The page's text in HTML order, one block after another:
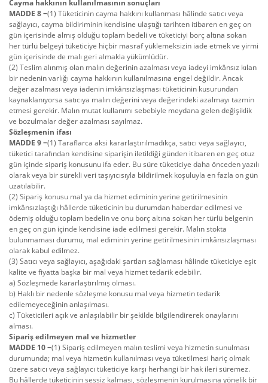
Cayma hakkının kullanılmasının sonuçları
MADDE 8 −(1) Tüketicinin cayma hakkını kullanması hâlinde satıcı veya
sağlayıcı, cayma bildiriminin kendisine ulaştığı tarihten itibaren en geç on
gün içerisinde almış olduğu toplam bedeli ve tüketiciyi borç altına sokan
her türlü belgeyi tüketiciye hiçbir masraf yüklemeksizin iade etmek ve yirmi
gün içerisinde de malı geri almakla yükümlüdür.
(2) Teslim alınmış olan malın değerinin azalması veya iadeyi imkânsız kılan
bir nedenin varlığı cayma hakkının kullanılmasına engel değildir. Ancak
değer azalması veya iadenin imkânsızlaşması tüketicinin kusurundan
kaynaklanıyorsa satıcıya malın değerini veya değerindeki azalmayı tazmin
etmesi gerekir. Malın mutat kullanımı sebebiyle meydana gelen değişiklik
ve bozulmalar değer azalması sayılmaz.
Sözleşmenin ifası
MADDE 9 −(1) Taraflarca aksi kararlaştırılmadıkça, satıcı veya sağlayıcı,
tüketici tarafından kendisine siparişin iletildiği günden itibaren en geç otuz
gün içinde sipariş konusunu ifa eder. Bu süre tüketiciye daha önceden yazılı
olarak veya bir sürekli veri taşıyıcısıyla bildirilmek koşuluyla en fazla on gün
uzatılabilir.
(2) Sipariş konusu mal ya da hizmet ediminin yerine getirilmesinin
imkânsızlaştığı hâllerde tüketicinin bu durumdan haberdar edilmesi ve
ödemiş olduğu toplam bedelin ve onu borç altına sokan her türlü belgenin
en geç on gün içinde kendisine iade edilmesi gerekir. Malın stokta
bulunmaması durumu, mal ediminin yerine getirilmesinin imkânsızlaşması
olarak kabul edilmez.
(3) Satıcı veya sağlayıcı, aşağıdaki şartları sağlaması hâlinde tüketiciye eşit
kalite ve fiyatta başka bir mal veya hizmet tedarik edebilir.
a) Sözleşmede kararlaştırılmış olması.
b) Haklı bir nedenle sözleşme konusu mal veya hizmetin tedarik
edilemeyeceğinin anlaşılması.
c) Tüketicileri açık ve anlaşılabilir bir şekilde bilgilendirerek onaylarını
alması.
Sipariş edilmeyen mal ve hizmetler
MADDE 10 −(1) Sipariş edilmeyen malın teslimi veya hizmetin sunulması
durumunda; mal veya hizmetin kullanılması veya tüketilmesi hariç olmak
üzere satıcı veya sağlayıcı tüketiciye karşı herhangi bir hak ileri süremez.
Bu hâllerde tüketicinin sessiz kalması, sözleşmenin kurulmasına yönelik bir